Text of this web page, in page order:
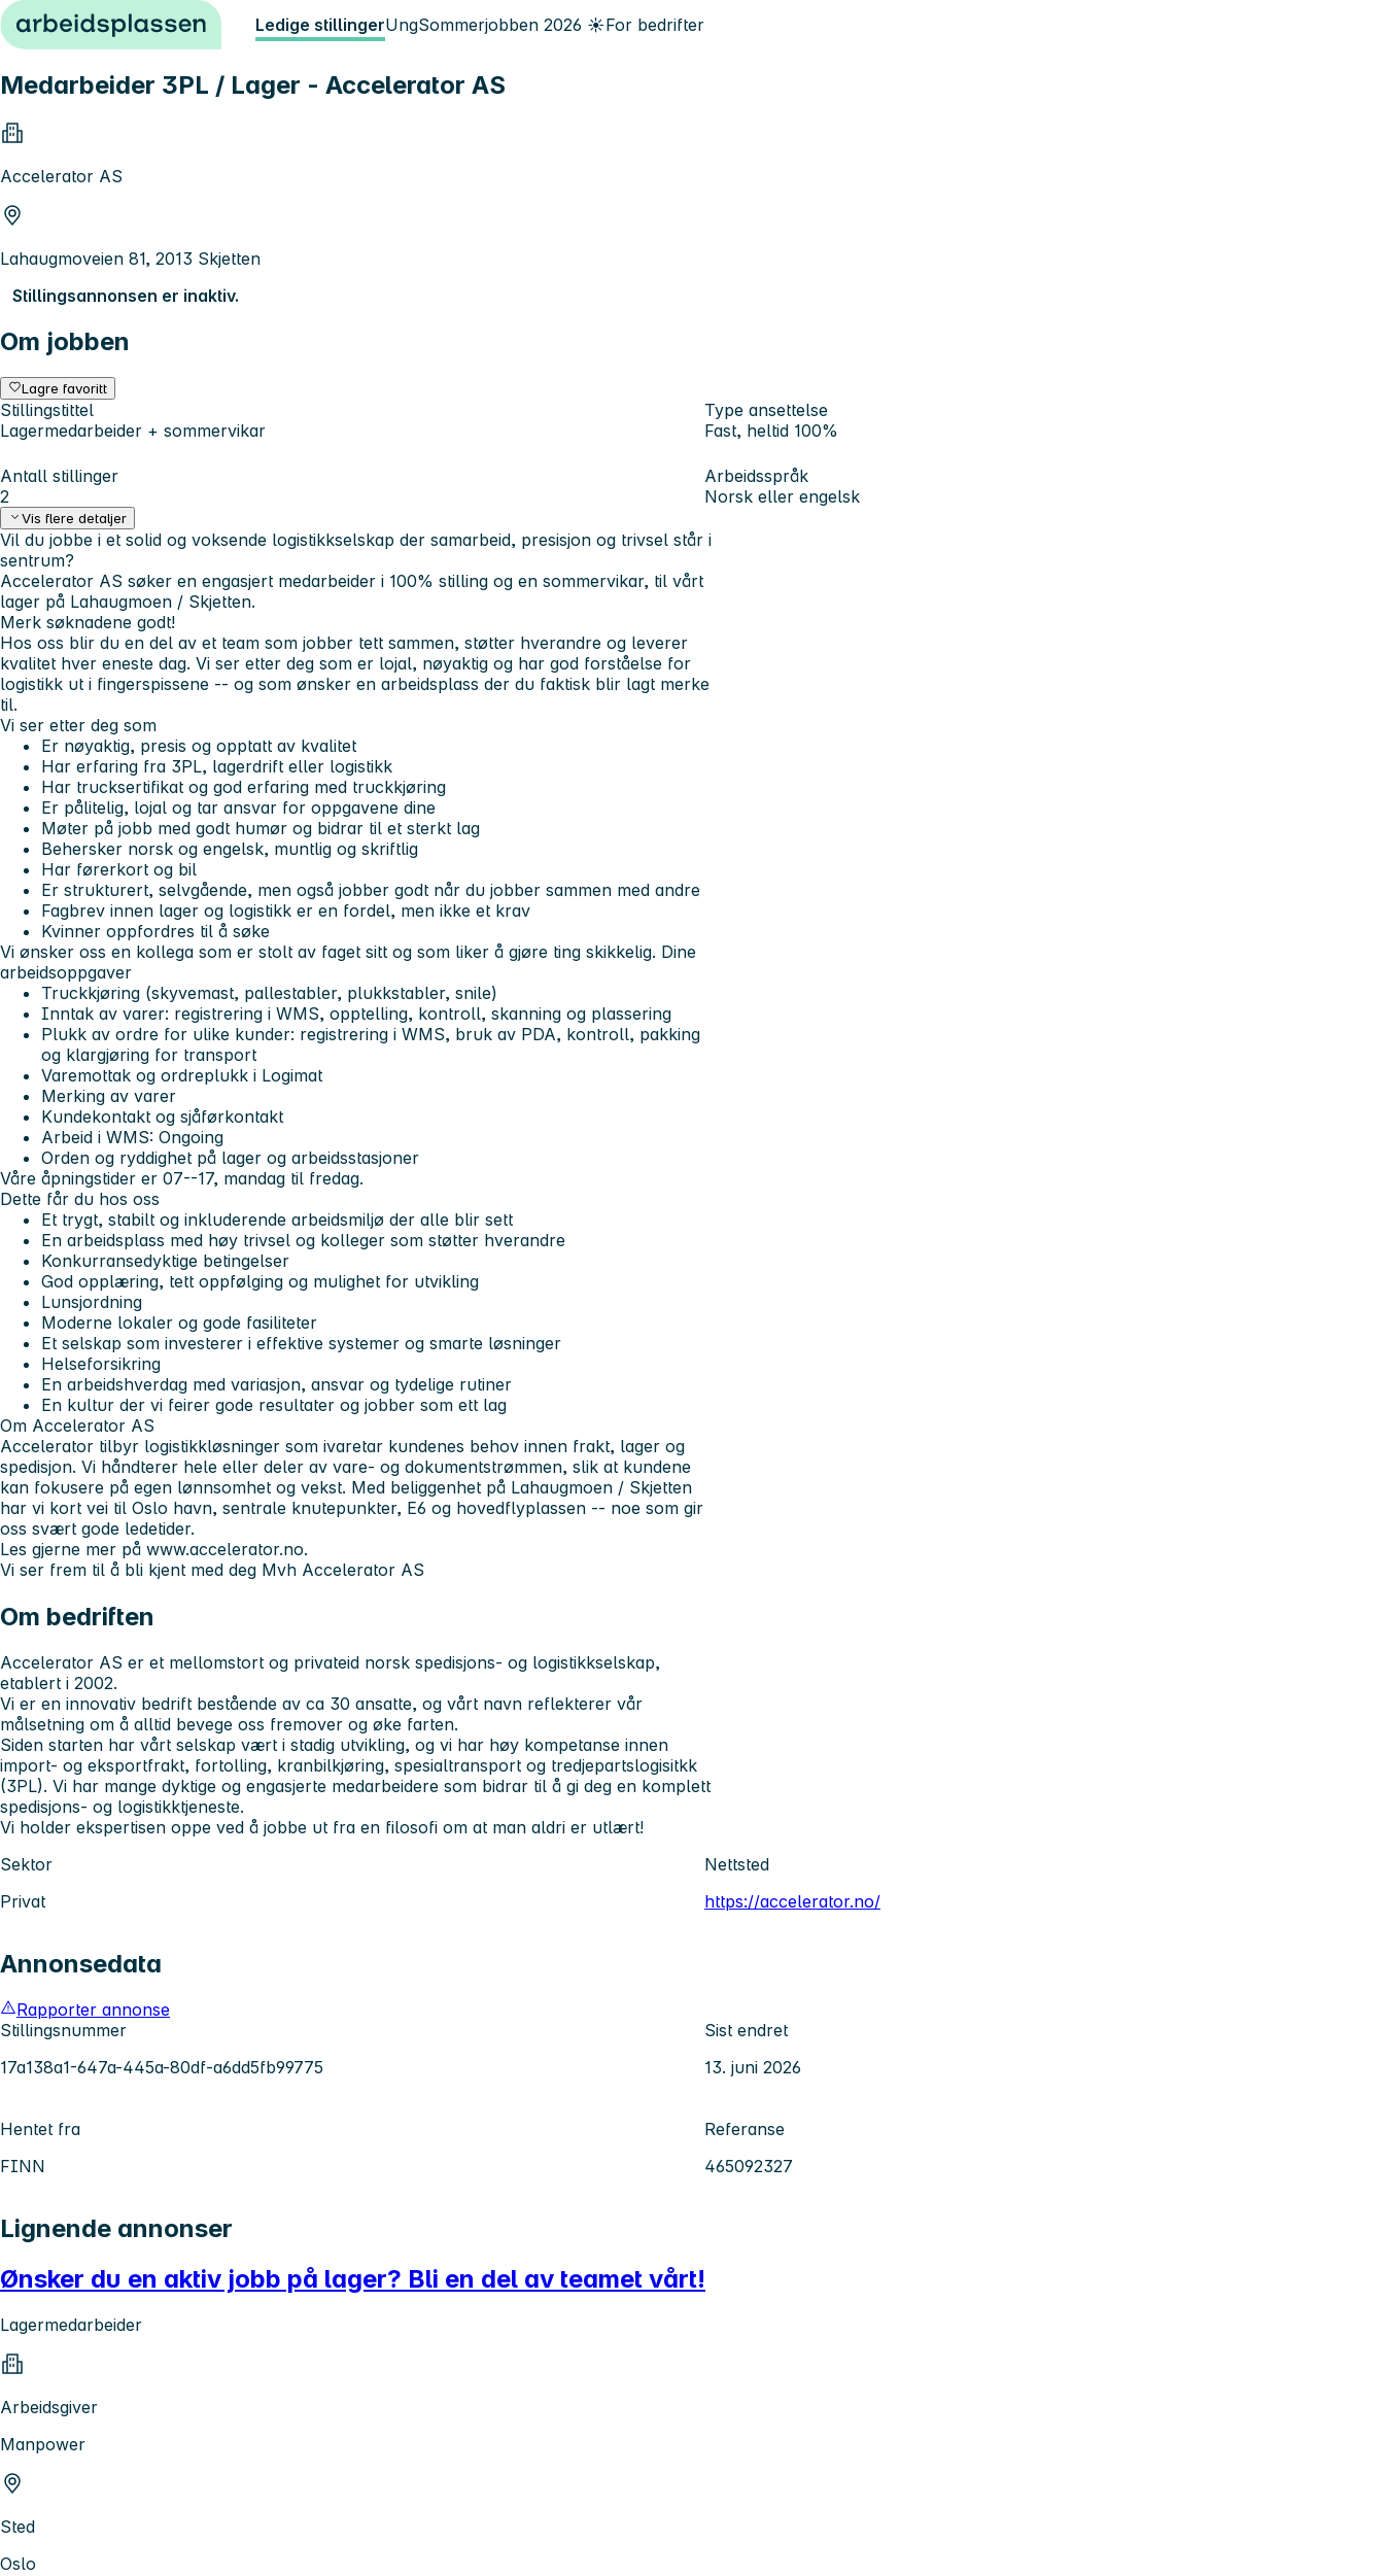
Hopp til innhold Ledige stillingerUngSommerjobben 2026 ☀️For bedrifter
Medarbeider 3PL / Lager - Accelerator AS
Accelerator AS
Lahaugmoveien 81, 2013 Skjetten
Stillingsannonsen er inaktiv.
Om jobben
Lagre favoritt
Stillingstittel
Lagermedarbeider + sommervikar
Type ansettelse
Fast, heltid 100%
Antall stillinger
2
Arbeidsspråk
Norsk eller engelsk
Vis flere detaljer
Vil du jobbe i et solid og voksende logistikkselskap der samarbeid, presisjon og trivsel står i
sentrum?
Accelerator AS søker en engasjert medarbeider i 100% stilling og en sommervikar, til vårt
lager på Lahaugmoen / Skjetten.
Merk søknadene godt!
Hos oss blir du en del av et team som jobber tett sammen, støtter hverandre og leverer
kvalitet hver eneste dag. Vi ser etter deg som er lojal, nøyaktig og har god forståelse for
logistikk ut i fingerspissene -- og som ønsker en arbeidsplass der du faktisk blir lagt merke
til.
Vi ser etter deg som
Er nøyaktig, presis og opptatt av kvalitet
Har erfaring fra 3PL, lagerdrift eller logistikk
Har trucksertifikat og god erfaring med truckkjøring
Er pålitelig, lojal og tar ansvar for oppgavene dine
Møter på jobb med godt humør og bidrar til et sterkt lag
Behersker norsk og engelsk, muntlig og skriftlig
Har førerkort og bil
Er strukturert, selvgående, men også jobber godt når du jobber sammen med andre
Fagbrev innen lager og logistikk er en fordel, men ikke et krav
Kvinner oppfordres til å søke
Vi ønsker oss en kollega som er stolt av faget sitt og som liker å gjøre ting skikkelig. Dine
arbeidsoppgaver
Truckkjøring (skyvemast, pallestabler, plukkstabler, snile)
Inntak av varer: registrering i WMS, opptelling, kontroll, skanning og plassering
Plukk av ordre for ulike kunder: registrering i WMS, bruk av PDA, kontroll, pakking
og klargjøring for transport
Varemottak og ordreplukk i Logimat
Merking av varer
Kundekontakt og sjåførkontakt
Arbeid i WMS: Ongoing
Orden og ryddighet på lager og arbeidsstasjoner
Våre åpningstider er 07--17, mandag til fredag.
Dette får du hos oss
Et trygt, stabilt og inkluderende arbeidsmiljø der alle blir sett
En arbeidsplass med høy trivsel og kolleger som støtter hverandre
Konkurransedyktige betingelser
God opplæring, tett oppfølging og mulighet for utvikling
Lunsjordning
Moderne lokaler og gode fasiliteter
Et selskap som investerer i effektive systemer og smarte løsninger
Helseforsikring
En arbeidshverdag med variasjon, ansvar og tydelige rutiner
En kultur der vi feirer gode resultater og jobber som ett lag
Om Accelerator AS
Accelerator tilbyr logistikkløsninger som ivaretar kundenes behov innen frakt, lager og
spedisjon. Vi håndterer hele eller deler av vare- og dokumentstrømmen, slik at kundene
kan fokusere på egen lønnsomhet og vekst. Med beliggenhet på Lahaugmoen / Skjetten
har vi kort vei til Oslo havn, sentrale knutepunkter, E6 og hovedflyplassen -- noe som gir
oss svært gode ledetider.
Les gjerne mer på www.accelerator.no.
Vi ser frem til å bli kjent med deg Mvh Accelerator AS
Om bedriften
Accelerator AS er et mellomstort og privateid norsk spedisjons- og logistikkselskap,
etablert i 2002.
Vi er en innovativ bedrift bestående av ca 30 ansatte, og vårt navn reflekterer vår
målsetning om å alltid bevege oss fremover og øke farten.
Siden starten har vårt selskap vært i stadig utvikling, og vi har høy kompetanse innen
import- og eksportfrakt, fortolling, kranbilkjøring, spesialtransport og tredjepartslogisitkk
(3PL). Vi har mange dyktige og engasjerte medarbeidere som bidrar til å gi deg en komplett
spedisjons- og logistikktjeneste.
Vi holder ekspertisen oppe ved å jobbe ut fra en filosofi om at man aldri er utlært!
Sektor
Privat
Nettsted
https://accelerator.no/
Annonsedata
Rapporter annonse
Stillingsnummer
17a138a1-647a-445a-80df-a6dd5fb99775
Sist endret
13. juni 2026
Hentet fra
FINN
Referanse
465092327
Lignende annonser
Ønsker du en aktiv jobb på lager? Bli en del av teamet vårt!
Lagermedarbeider
Arbeidsgiver
Manpower
Sted
Oslo